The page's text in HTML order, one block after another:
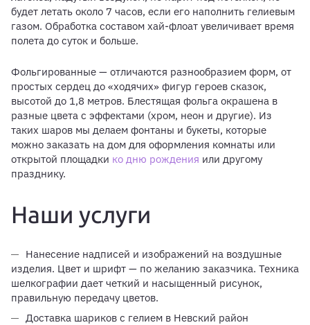
будет летать около 7 часов, если его наполнить гелиевым
газом. Обработка составом хай-флоат увеличивает время
полета до суток и больше.
Фольгированные — отличаются разнообразием форм, от
простых сердец до «ходячих» фигур героев сказок,
высотой до 1,8 метров. Блестящая фольга окрашена в
разные цвета с эффектами (хром, неон и другие). Из
таких шаров мы делаем фонтаны и букеты, которые
можно заказать на дом для оформления комнаты или
открытой площадки ко дню рождения или другому
празднику.
Наши услуги
Нанесение надписей и изображений на воздушные
изделия. Цвет и шрифт — по желанию заказчика. Техника
шелкографии дает четкий и насыщенный рисунок,
правильную передачу цветов.
Доставка шариков с гелием в Невский район